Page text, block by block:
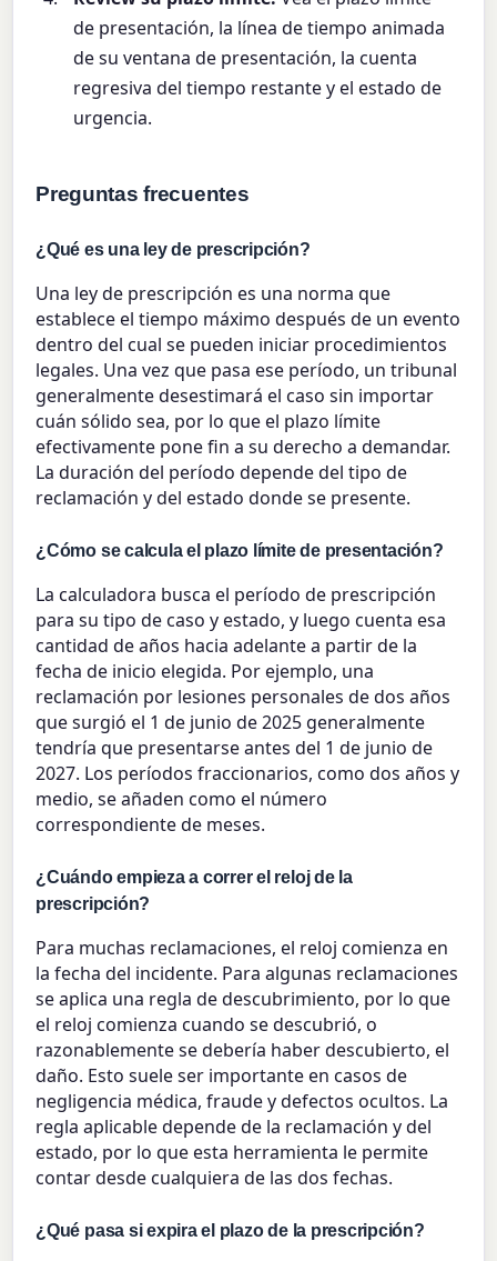
de presentación, la línea de tiempo animada
de su ventana de presentación, la cuenta
regresiva del tiempo restante y el estado de
urgencia.
Preguntas frecuentes
¿Qué es una ley de prescripción?
Una ley de prescripción es una norma que
establece el tiempo máximo después de un evento
dentro del cual se pueden iniciar procedimientos
legales. Una vez que pasa ese período, un tribunal
generalmente desestimará el caso sin importar
cuán sólido sea, por lo que el plazo límite
efectivamente pone fin a su derecho a demandar.
La duración del período depende del tipo de
reclamación y del estado donde se presente.
¿Cómo se calcula el plazo límite de presentación?
La calculadora busca el período de prescripción
para su tipo de caso y estado, y luego cuenta esa
cantidad de años hacia adelante a partir de la
fecha de inicio elegida. Por ejemplo, una
reclamación por lesiones personales de dos años
que surgió el 1 de junio de 2025 generalmente
tendría que presentarse antes del 1 de junio de
2027. Los períodos fraccionarios, como dos años y
medio, se añaden como el número
correspondiente de meses.
¿Cuándo empieza a correr el reloj de la
prescripción?
Para muchas reclamaciones, el reloj comienza en
la fecha del incidente. Para algunas reclamaciones
se aplica una regla de descubrimiento, por lo que
el reloj comienza cuando se descubrió, o
razonablemente se debería haber descubierto, el
daño. Esto suele ser importante en casos de
negligencia médica, fraude y defectos ocultos. La
regla aplicable depende de la reclamación y del
estado, por lo que esta herramienta le permite
contar desde cualquiera de las dos fechas.
¿Qué pasa si expira el plazo de la prescripción?